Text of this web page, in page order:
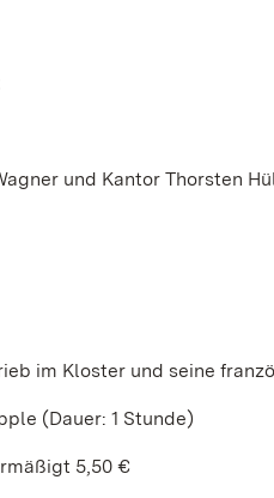
und Kantor Thorsten
im Kloster und seine
(Dauer: 1 Stunde)
5,50 €